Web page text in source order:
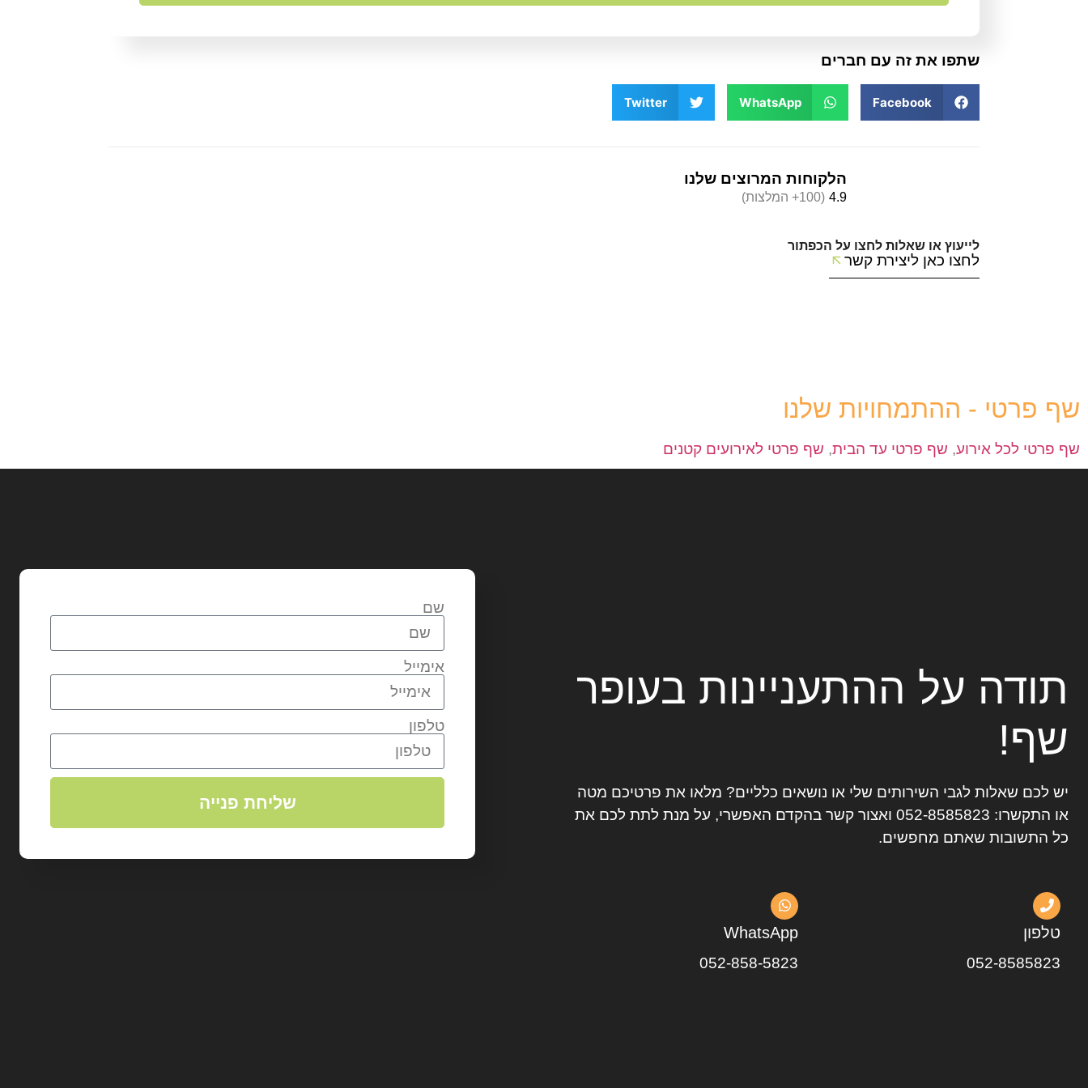
שתפו את זה עם חברים
Facebook
WhatsApp
Twitter
הלקוחות המרוצים שלנו
4.9 (100+ המלצות)
לייעוץ או שאלות לחצו על הכפתור
לחצו כאן ליצירת קשר
שף פרטי - ההתמחויות שלנו
שף פרטי לכל אירוע, שף פרטי עד הבית, שף פרטי לאירועים קטנים
תודה על ההתעניינות בעופר
שף!
יש לכם שאלות לגבי השירותים שלי או נושאים כלליים? מלאו את פרטיכם מטה
או התקשרו: 052-8585823 ואצור קשר בהקדם האפשרי, על מנת לתת לכם את
כל התשובות שאתם מחפשים.
טלפון
052-8585823
WhatsApp
052-858-5823
שם
אימייל
טלפון
שליחת פנייה